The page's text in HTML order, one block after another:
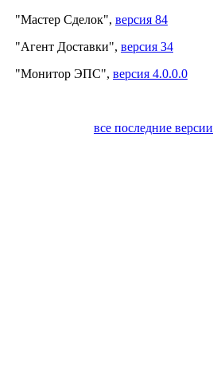
"Мастер Сделок", версия 84
"Агент Доставки", версия 34
"Монитор ЭПС", версия 4.0.0.0
все последние версии